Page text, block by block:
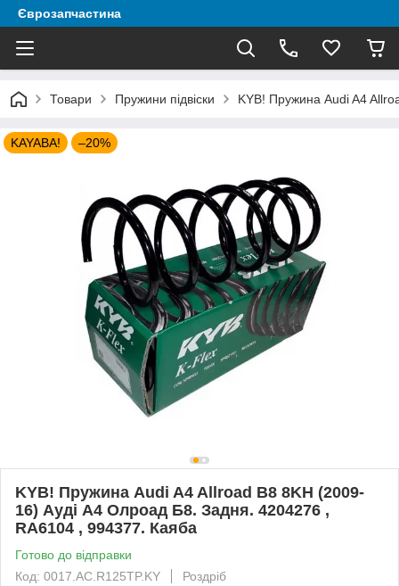
Єврозапчастина
Товари Пружини підвіски KYB! Пружина Audi A4
KAYABA! –20%
KYB! Пружина Audi A4 Allroad B8 8KH (2009-
16) Ауді А4 Олроад Б8. Задня. 4204276 ,
RA6104 , 994377. Каяба
Готово до відправки
Код: 0017.AC.R125TP.KY
Роздріб